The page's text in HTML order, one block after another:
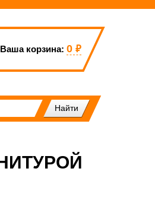
Ваша корзина: 0 ₽